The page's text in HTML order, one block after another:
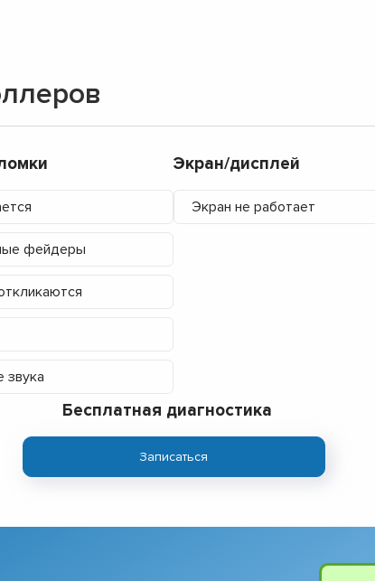
фейдеры
звука
Экран/дисплей
Экран не работает
Бесплатная диагностика
Записаться